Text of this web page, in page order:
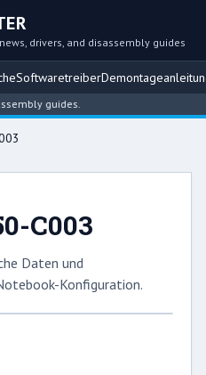
drivers, and disassembly guides
Softwaretreiber
guides.
C003
Daten und
Konfiguration.